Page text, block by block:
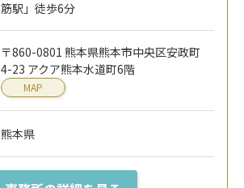
筋駅」徒歩6分
〒860-0801 熊本県熊本市中央区安政町
4-23 アクア熊本水道町6階
MAP
熊本県